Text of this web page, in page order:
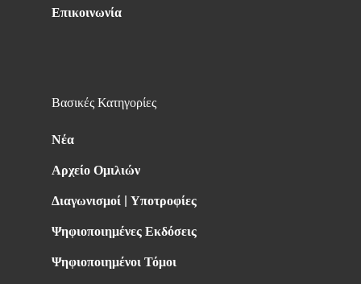
Επικοινωνία
Βασικές Κατηγορίες
Νέα
Αρχείο Ομιλιών
Διαγωνισμοί | Υποτροφίες
Ψηφιοποιημένες Εκδόσεις
Ψηφιοποιημένοι Τόμοι